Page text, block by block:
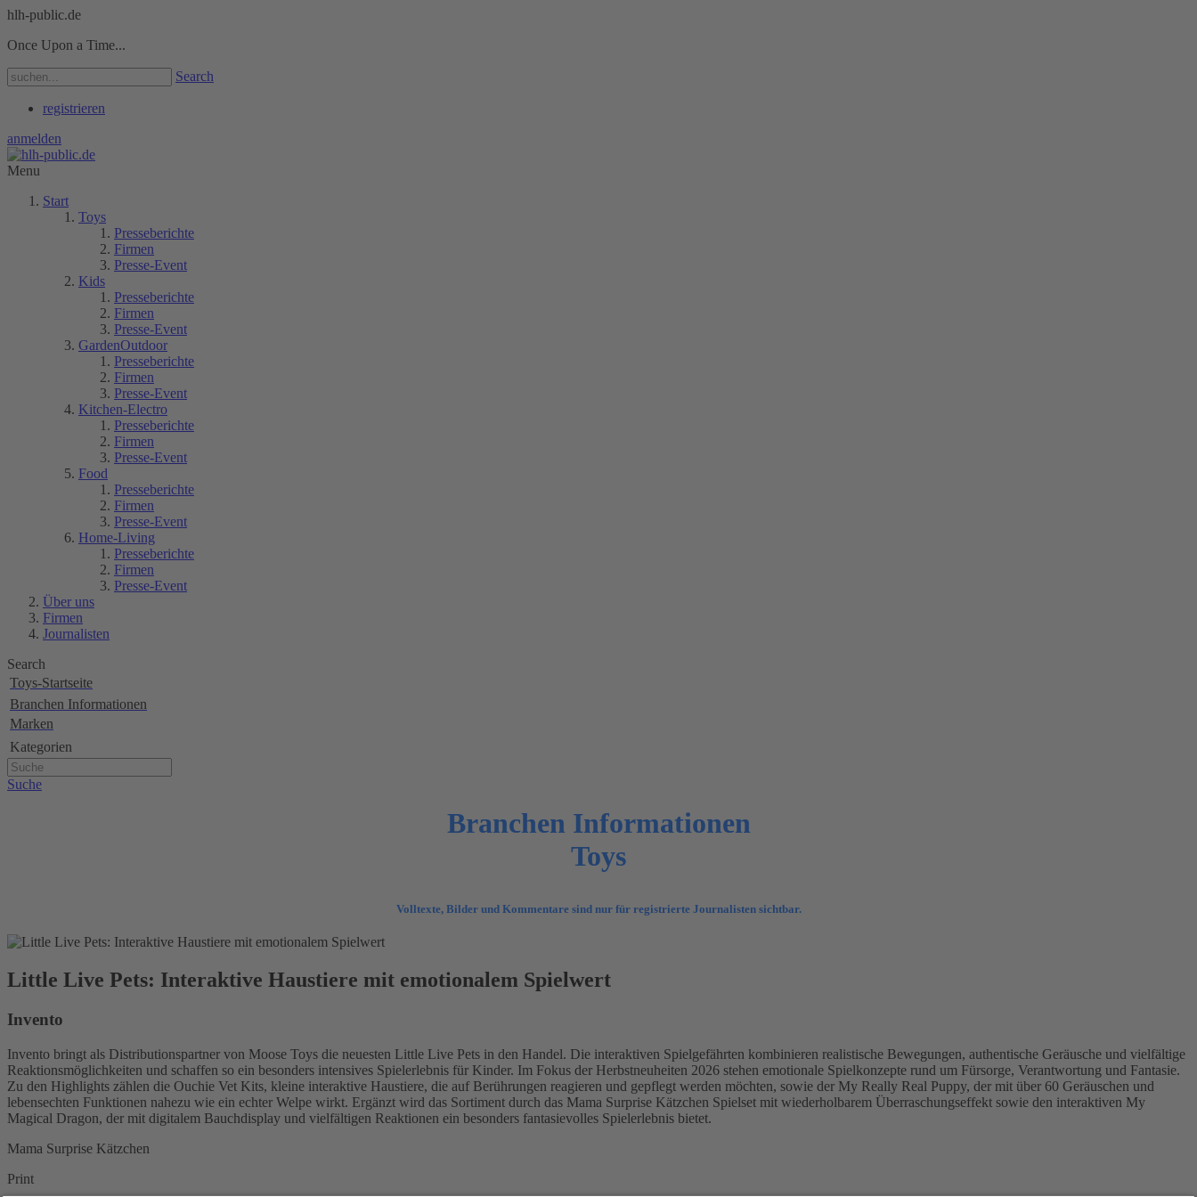
hlh-public.de
Once Upon a Time...
Search
registrieren
anmelden
Menu
Start
Toys
Presseberichte
Firmen
Presse-Event
Kids
Presseberichte
Firmen
Presse-Event
GardenOutdoor
Presseberichte
Firmen
Presse-Event
Kitchen-Electro
Presseberichte
Firmen
Presse-Event
Food
Presseberichte
Firmen
Presse-Event
Home-Living
Presseberichte
Firmen
Presse-Event
Über uns
Firmen
Journalisten
Search
Toys-Startseite
Branchen Informationen
Marken
Kategorien
Suche
Branchen Informationen
Toys
Volltexte, Bilder und Kommentare sind nur für registrierte Journalisten sichtbar.
Little Live Pets: Interaktive Haustiere mit emotionalem Spielwert
Invento
Invento bringt als Distributionspartner von Moose Toys die neuesten Little Live Pets in den Handel. Die interaktiven Spielgefährten kombinieren realistische Bewegungen, authentische Geräusche und vielfältige
Reaktionsmöglichkeiten und schaffen so ein besonders intensives Spielerlebnis für Kinder. Im Fokus der Herbstneuheiten 2026 stehen emotionale Spielkonzepte rund um Fürsorge, Verantwortung und Fantasie.
Zu den Highlights zählen die Ouchie Vet Kits, kleine interaktive Haustiere, die auf Berührungen reagieren und gepflegt werden möchten, sowie der My Really Real Puppy, der mit über 60 Geräuschen und
lebensechten Funktionen nahezu wie ein echter Welpe wirkt. Ergänzt wird das Sortiment durch das Mama Surprise Kätzchen Spielset mit wiederholbarem Überraschungseffekt sowie den interaktiven My
Magical Dragon, der mit digitalem Bauchdisplay und vielfältigen Reaktionen ein besonders fantasievolles Spielerlebnis bietet.
Mama Surprise Kätzchen
Print